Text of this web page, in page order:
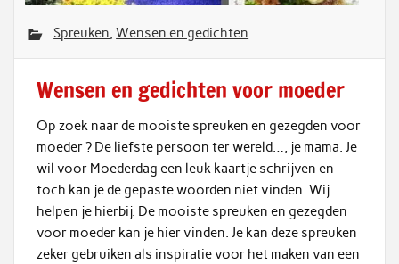
Spreuken,Wensen en gedichten
Wensen en gedichten voor moeder
Op zoek naar de mooiste spreuken en gezegden voor
moeder ? De liefste persoon ter wereld…, je mama. Je
wil voor Moederdag een leuk kaartje schrijven en
toch kan je de gepaste woorden niet vinden. Wij
helpen je hierbij. De mooiste spreuken en gezegden
voor moeder kan je hier vinden. Je kan deze spreuken
zeker gebruiken als inspiratie voor het maken van een